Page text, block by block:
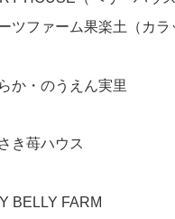
ツファーム果楽土（カラ
か・のうえん実里
き苺ハウス
BELLY FARM